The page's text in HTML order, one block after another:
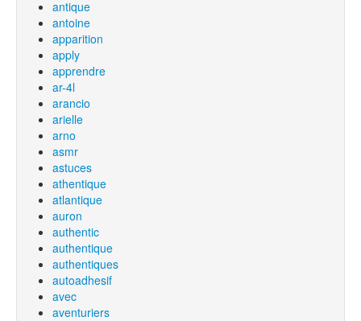
antique
antoine
apparition
apply
apprendre
ar-4l
arancio
arielle
arno
asmr
astuces
athentique
atlantique
auron
authentic
authentique
authentiques
autoadhesif
avec
aventuriers